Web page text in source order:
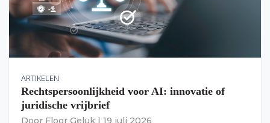
ARTIKELEN
Rechtspersoonlijkheid voor AI: innovatie of
juridische vrijbrief
Door Floor Geluk 19 juli 2026